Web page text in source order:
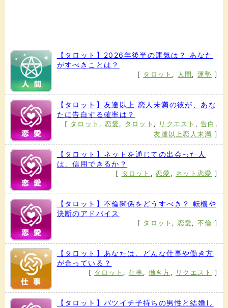
【タロット】2026年後半の運気は？ あなた
がすべきことは？
[ タロット , 人間 , 運勢 ]
【タロット】友達以上 恋人未満の彼が、あな
たに告白する確率は？
[ タロット , 恋愛, タロット , リクエスト ,告白 ,
友達以上恋人未満 ]
【タロット】ネットを通じての出会った人
は、信用できるか？
[ タロット ,恋愛 , ネット恋愛 ]
【タロット】不倫関係をどうすべき？ 転機や
決断のアドバイス
[ タロット , 恋愛, 不倫 ]
【タロット】あなたは、どんな仕事や働き方
が合っている？
[ タロット , 仕事, 働き方 , リクエスト ]
【タロット】バツイチ子持ちの男性と結婚し